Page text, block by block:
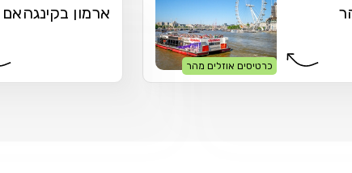
כרטיסים אוזלים מהר
ארמון בקינגהאם